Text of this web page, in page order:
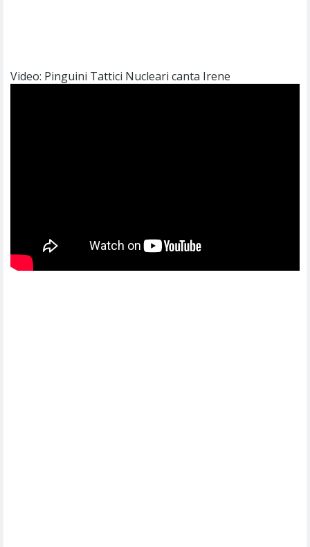
Video: Pinguini Tattici Nucleari canta Irene